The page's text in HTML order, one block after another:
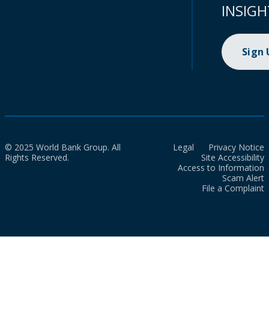
Sign
© 2025 World Bank Group. All
Rights Reserved.
Legal
Privacy Notice
Site Accessibility
Access to Information
Scam Alert
File a Complaint